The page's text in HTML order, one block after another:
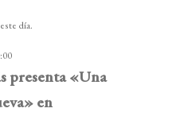
día.
presenta «Una
en